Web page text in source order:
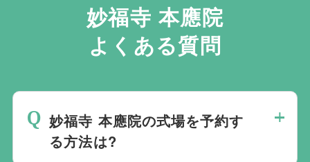
妙福寺 本應院
よくある質問
妙福寺 本應院の式場を予約す
る方法は?